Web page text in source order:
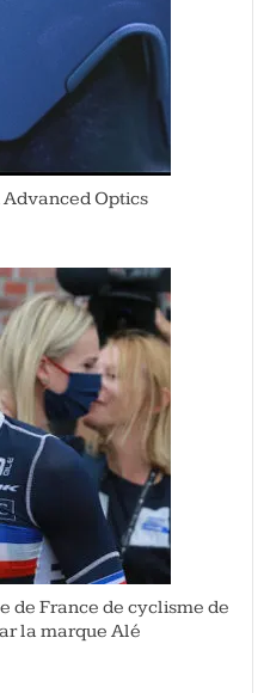
Optics
de France de cyclisme de
la marque Alé